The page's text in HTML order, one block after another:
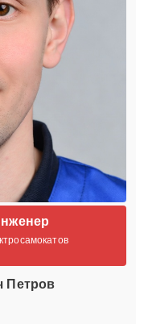
Петров